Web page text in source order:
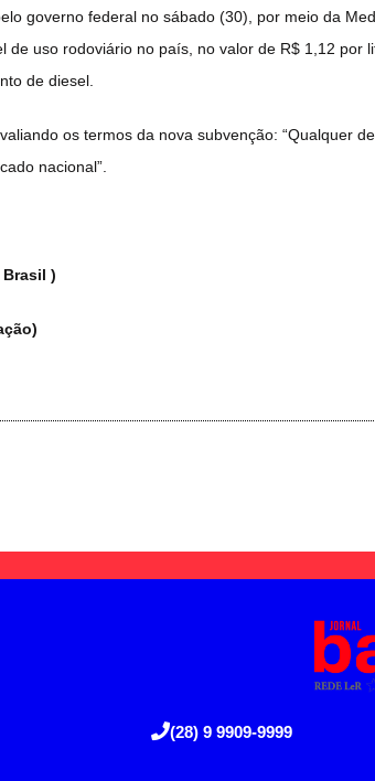
governo federal no sábado (30), por meio da
de uso rodoviário no país, no valor de R$ 1,12 por
de diesel.
os termos da nova subvenção: “Qualquer
nacional”.
)
(28) 9 9909-9999